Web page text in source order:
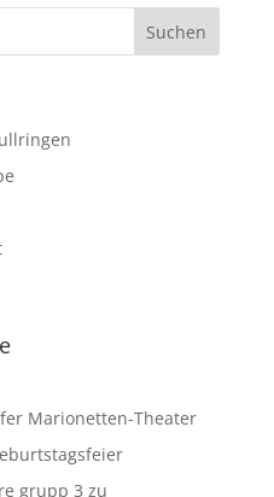
Marionetten-Theater
grupp 3 zu